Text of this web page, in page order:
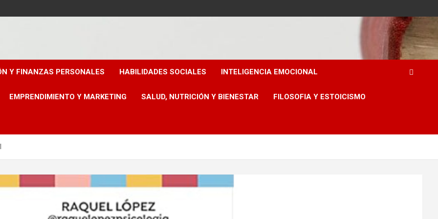
Y FINANZAS PERSONALES HABILIDADES SOCIALES INTELIGENCIA EMOCIONAL
EMPRENDIMIENTO Y MARKETING SALUD, NUTRICIÓN Y BIENESTAR FILOSOFIA Y ESTOICISMO